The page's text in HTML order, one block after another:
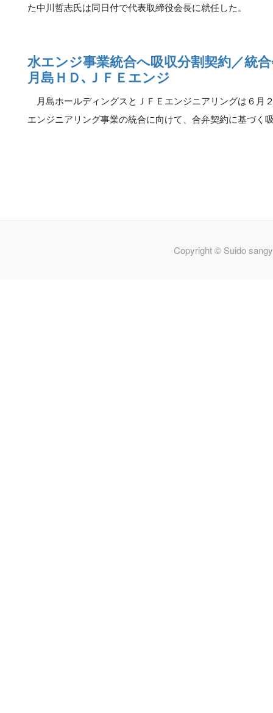
た中川哲志氏は同日付で代表取締役会長に就任した。
水エンジ事業統合へ吸収分割契約／統
月島ＨＤ､ＪＦＥエンジ
月島ホールディングスとＪＦＥエンジニアリングは６月
エンジニアリング事業の統合に向けて、合弁契約に基づく
Copyright © Suido